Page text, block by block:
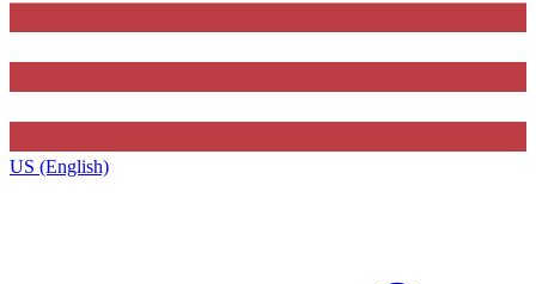
US (English)